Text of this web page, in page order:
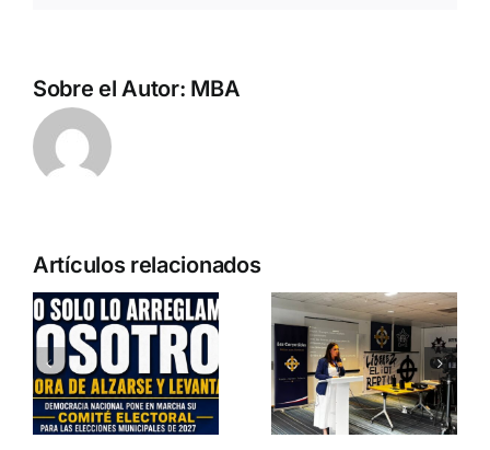
Sobre el Autor: MBA
Artículos relacionados
Entrevista a
Jennifer
Amaro
Departamento Pro-Vida
participa en
«La
Burbuja»
de
Periodista